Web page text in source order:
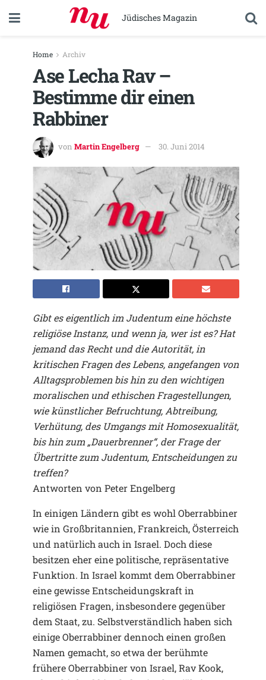
Jüdisches Magazin
Home Archiv
Ase Lecha Rav –
Bestimme dir einen
Rabbiner
von Martin Engelberg 30. Juni 2014
Gibt es eigentlich im Judentum eine höchste
religiöse Instanz, und wenn ja, wer ist es? Hat
jemand das Recht und die Autorität, in
kritischen Fragen des Lebens, angefangen von
Alltagsproblemen bis hin zu den wichtigen
moralischen und ethischen Fragestellungen,
wie künstlicher Befruchtung, Abtreibung,
Verhütung, des Umgangs mit Homosexualität,
bis hin zum „Dauerbrenner“, der Frage der
Übertritte zum Judentum, Entscheidungen zu
treffen?
Antworten von Peter Engelberg
In einigen Ländern gibt es wohl Oberrabbiner
wie in Großbritannien, Frankreich, Österreich
und natürlich auch in Israel. Doch diese
besitzen eher eine politische, repräsentative
Funktion. In Israel kommt dem Oberrabbiner
eine gewisse Entscheidungskraft in
religiösen Fragen, insbesondere gegenüber
dem Staat, zu. Selbstverständlich haben sich
einige Oberrabbiner dennoch einen großen
Namen gemacht, so etwa der berühmte
frühere Oberrabbiner von Israel, Rav Kook,